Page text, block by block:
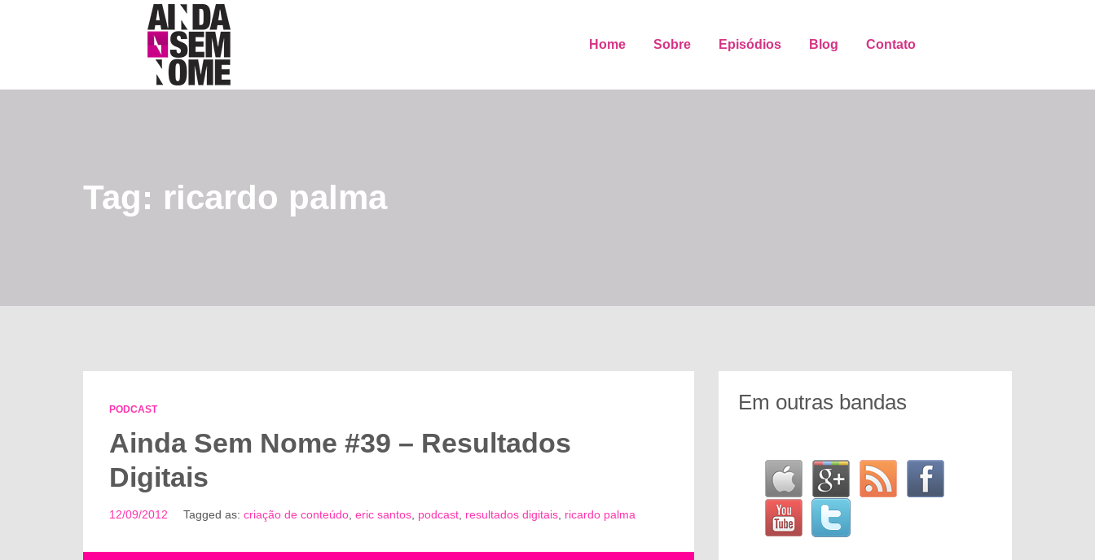
Home Sobre Episódios Blog Contato
Tag: ricardo palma
PODCAST
Ainda Sem Nome #39 – Resultados
Digitais
12/09/2012 Tagged as: criação de conteúdo eric santos podcast resultados digitais ricardo palma
Em outras bandas